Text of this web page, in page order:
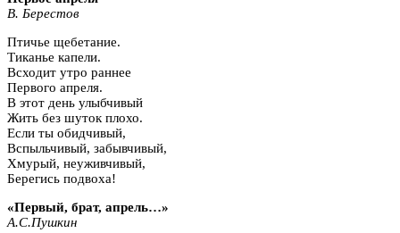
В. Берестов
Птичье щебетание.
Тиканье капели.
Всходит утро раннее
Первого апреля.
В этот день улыбчивый
Жить без шуток плохо.
Если ты обидчивый,
Вспыльчивый, забывчивый,
Хмурый, неуживчивый,
Берегись подвоха!
«Первый, брат, апрель…»
А.С.Пушкин